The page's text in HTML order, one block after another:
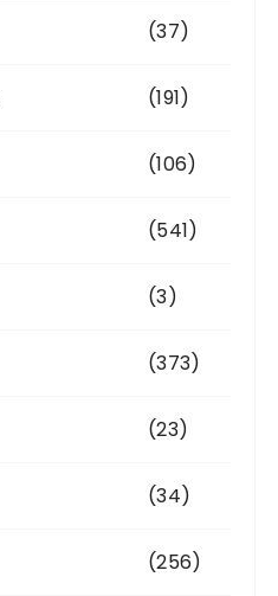
(37)
(191)
(106)
(541)
(3)
(373)
(23)
(34)
(256)